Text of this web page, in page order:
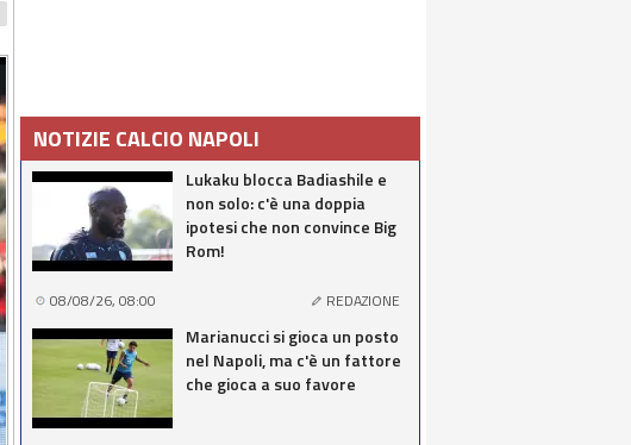
NOTIZIE CALCIO NAPOLI
Lukaku blocca Badiashile e
non solo: c'è una doppia
ipotesi che non convince Big
Rom!
08/08/26, 08:00 REDAZIONE
Marianucci si gioca un posto
nel Napoli, ma c'è un fattore
che gioca a suo favore